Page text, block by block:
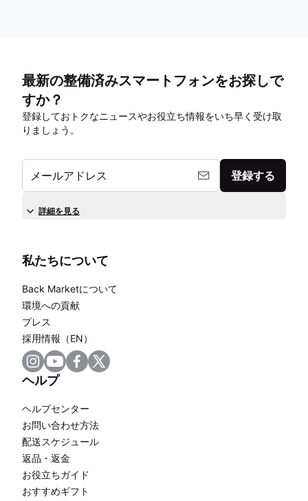
最新の整備済みスマートフォンをお探しで
すか？
登録しておトクなニュースやお役立ち情報をいち早く受け取
りましょう。
メールアドレス 登録する
詳細を見る
私たちについて
Back Marketについて
環境への貢献
プレス
採用情報（EN）
ヘルプ
ヘルプセンター
お問い合わせ方法
配送スケジュール
返品・返金
お役立ちガイド
おすすめギフト